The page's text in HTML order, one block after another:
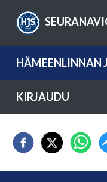
HÄMEENLINNAN
KIRJAUDU